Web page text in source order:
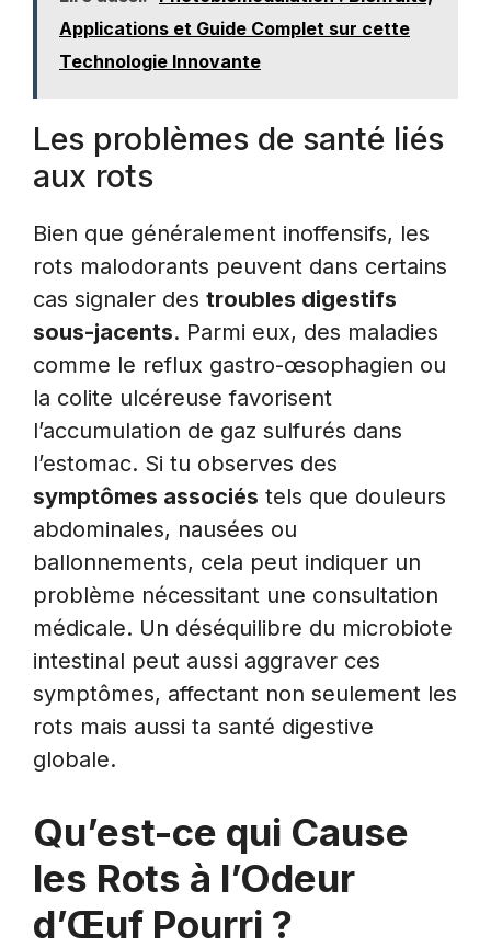
Applications et Guide Complet sur cette
Technologie Innovante
Les problèmes de santé liés
aux rots
Bien que généralement inoffensifs, les
rots malodorants peuvent dans certains
cas signaler des troubles digestifs
sous-jacents. Parmi eux, des maladies
comme le reflux gastro-œsophagien ou
la colite ulcéreuse favorisent
l’accumulation de gaz sulfurés dans
l’estomac. Si tu observes des
symptômes associés tels que douleurs
abdominales, nausées ou
ballonnements, cela peut indiquer un
problème nécessitant une consultation
médicale. Un déséquilibre du microbiote
intestinal peut aussi aggraver ces
symptômes, affectant non seulement les
rots mais aussi ta santé digestive
globale.
Qu’est-ce qui Cause
les Rots à l’Odeur
d’Œuf Pourri ?